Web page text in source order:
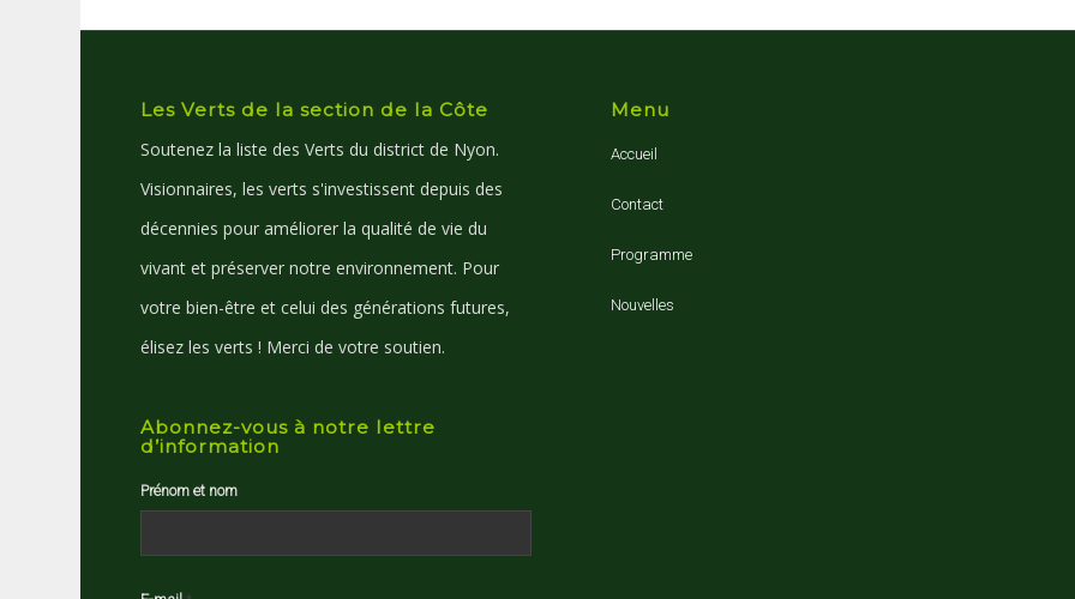
Les Verts de la section de la Côte
Soutenez la liste des Verts du district de Nyon.
Visionnaires, les verts s'investissent depuis des
décennies pour améliorer la qualité de vie du
vivant et préserver notre environnement. Pour
votre bien-être et celui des générations futures,
élisez les verts ! Merci de votre soutien.
Abonnez-vous à notre lettre
d’information
Prénom et nom
Menu
Accueil
Contact
Programme
Nouvelles